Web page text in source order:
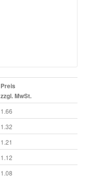
Preis
zzgl. MwSt.
1.66
1.32
1.21
1.12
1.08